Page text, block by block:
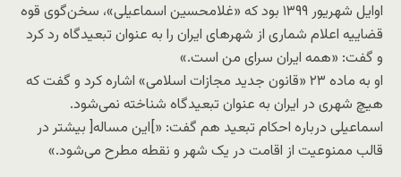
اوایل شهریور ۱۳۹۹ بود که «غلامحسین اسماعیلی»، سخن‌گوی قوه
قضاییه اعلام شماری از شهرهای ایران را به عنوان تبعیدگاه رد کرد
و گفت: «همه ایران سرای من است.»
او به ماده ۲۳ «قانون جدید مجازات اسلامی» اشاره کرد و گفت که
هیچ‌ شهری در ایران به عنوان تبعیدگاه شناخته نمی‌شود.
اسماعیلی درباره احکام تبعید هم گفت: «]این مساله[ بیشتر در
قالب ممنوعیت از اقامت در یک شهر و نقطه مطرح می‌شود.»